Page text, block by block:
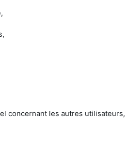
concernant les autres utilisateurs,